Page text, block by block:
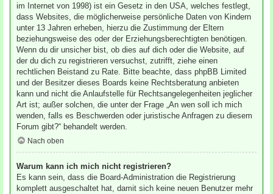
im Internet von 1998) ist ein Gesetz in den USA, welches festlegt,
dass Websites, die möglicherweise persönliche Daten von Kindern
unter 13 Jahren erheben, hierzu die Zustimmung der Eltern
beziehungsweise des oder der Erziehungsberechtigten benötigen.
Wenn du dir unsicher bist, ob dies auf dich oder die Website, auf
der du dich zu registrieren versuchst, zutrifft, ziehe einen
rechtlichen Beistand zu Rate. Bitte beachte, dass phpBB Limited
und der Besitzer dieses Boards keine Rechtsberatung anbieten
kann und nicht die Anlaufstelle für Rechtsangelegenheiten jeglicher
Art ist; außer solchen, die unter der Frage „An wen soll ich mich
wenden, falls es Beschwerden oder juristische Anfragen zu diesem
Forum gibt?“ behandelt werden.
Nach oben
Warum kann ich mich nicht registrieren?
Es kann sein, dass die Board-Administration die Registrierung
komplett ausgeschaltet hat, damit sich keine neuen Benutzer mehr